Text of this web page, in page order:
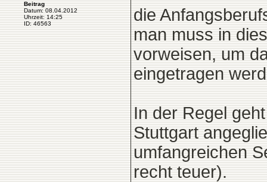
Beitrag
Datum: 08.04.2012
Uhrzeit: 14:25
ID: 46563
die
man muss in
vorweisen, um
eingetragen
In der Regel
Stuttgart
umfangreichen
recht teuer).